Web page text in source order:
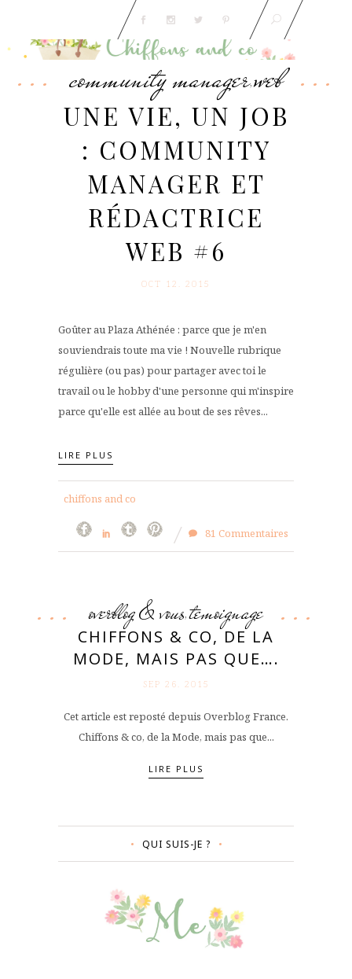
community manager,web
UNE VIE, UN JOB
: COMMUNITY
MANAGER ET
RÉDACTRICE
WEB #6
OCT 12. 2015
Goûter au Plaza Athénée : parce que je m'en
souviendrais toute ma vie ! Nouvelle rubrique
régulière (ou pas) pour partager avec toi le
travail ou le hobby d'une personne qui m'inspire
parce qu'elle est allée au bout de ses rêves...
LIRE PLUS
chiffons and co
81 Commentaires
overblog & vous, temoignage
CHIFFONS & CO, DE LA
MODE, MAIS PAS QUE….
SEP 26. 2015
Cet article est reposté depuis Overblog France.
Chiffons & co, de la Mode, mais pas que...
LIRE PLUS
QUI SUIS-JE ?